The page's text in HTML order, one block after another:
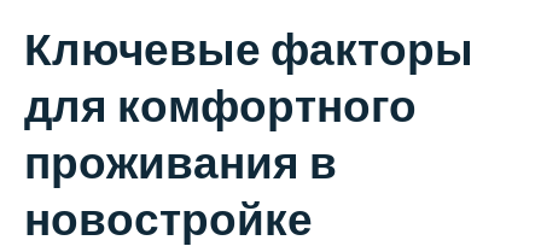
Ключевые факторы
для комфортного
проживания в
новостройке